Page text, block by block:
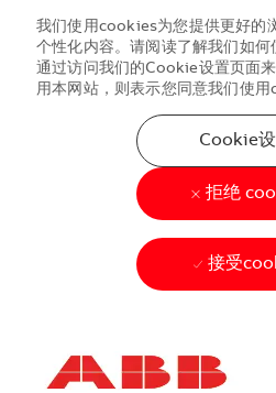
我们使用cookies为您提供更好的
个性化内容。请阅读了解我们如
通过访问我们的Cookie设置页面
用本网站，则表示您同意我们使用
Cookie
拒绝
接受